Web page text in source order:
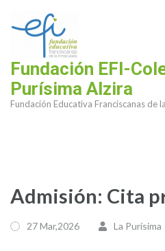
contenido
(presiona
tecla
Fundación EFI-
Purísima Alzira
Fundación Educativa Franciscanas de
Admisión: Cita
27 Mar,2026 La Purísima